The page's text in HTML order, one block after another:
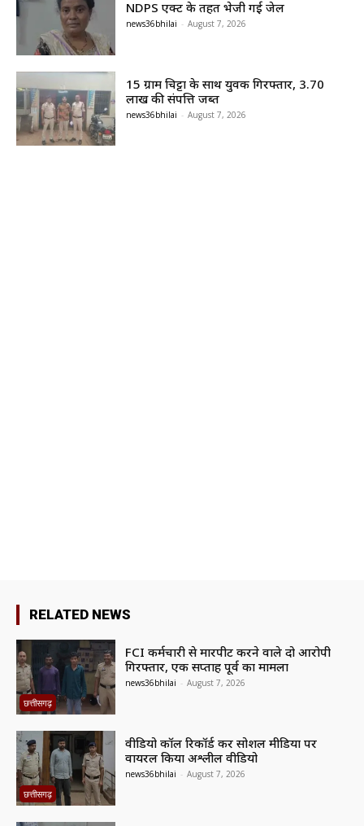
NDPS एक्ट के तहत भेजी गई जेल
news36bhilai - August 7, 2026
15 ग्राम चिट्टा के साथ युवक गिरफ्तार, 3.70
लाख की संपत्ति जब्त
news36bhilai - August 7, 2026
RELATED NEWS
छत्तीसगढ़
FCI कर्मचारी से मारपीट करने वाले दो आरोपी
गिरफ्तार, एक सप्ताह पूर्व का मामला
news36bhilai - August 7, 2026
छत्तीसगढ़
वीडियो कॉल रिकॉर्ड कर सोशल मीडिया पर
वायरल किया अश्लील वीडियो
news36bhilai - August 7, 2026